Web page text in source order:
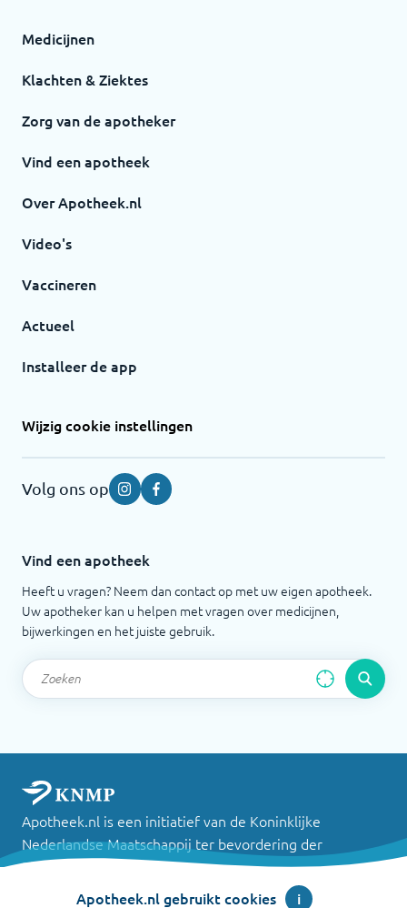
Medicijnen
Klachten & Ziektes
Zorg van de apotheker
Vind een apotheek
Over Apotheek.nl
Video's
Vaccineren
Actueel
Installeer de app
Wijzig cookie instellingen
Volg ons op InstagramFacebook
Vind een apotheek
Heeft u vragen? Neem dan contact op met uw eigen apotheek.
Uw apotheker kan u helpen met vragen over medicijnen,
bijwerkingen en het juiste gebruik.
Apotheek.nl is een initiatief van de Koninklijke
Nederlandse Maatschappij ter bevordering der
Pharmacie
Apotheek.nl gebruikt cookies i